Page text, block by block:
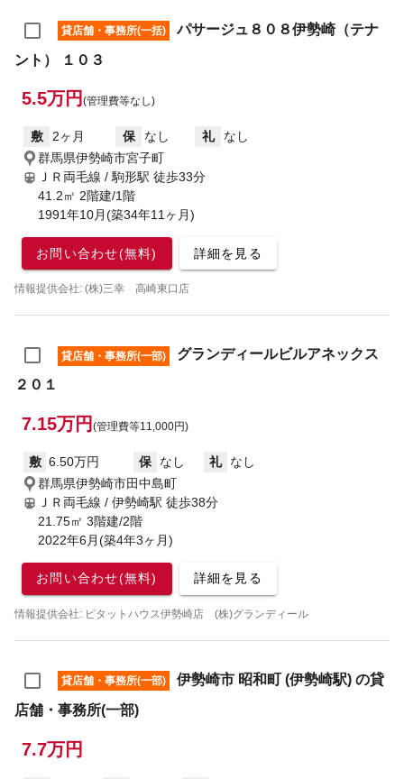
貸店舗・事務所(一括)
パサージュ８０８伊勢崎（テナ
ント） １０３
5.5万円 (管理費等なし)
敷 2ヶ月 保 なし 礼
なし
群馬県伊勢崎市宮子町
ＪＲ両毛線 / 駒形駅 徒歩33分
41.2㎡ 2階建/1階
1991年10月(築34年11ヶ月)
お問い合わせ(無料) 詳細を見る
情報提供会社: (株)三幸 高崎東口店
貸店舗・事務所(一部)
グランディールビルアネックス
２０１
7.15万円 (管理費等11,000円)
敷 6.50万円 保 なし 礼
なし
群馬県伊勢崎市田中島町
ＪＲ両毛線 / 伊勢崎駅 徒歩38分
21.75㎡ 3階建/2階
2022年6月(築4年3ヶ月)
お問い合わせ(無料) 詳細を見る
情報提供会社: ピタットハウス伊勢崎店 (株)グランディール
貸店舗・事務所(一部)
伊勢崎市 昭和町 (伊勢崎駅) の貸
店舗・事務所(一部)
7.7万円